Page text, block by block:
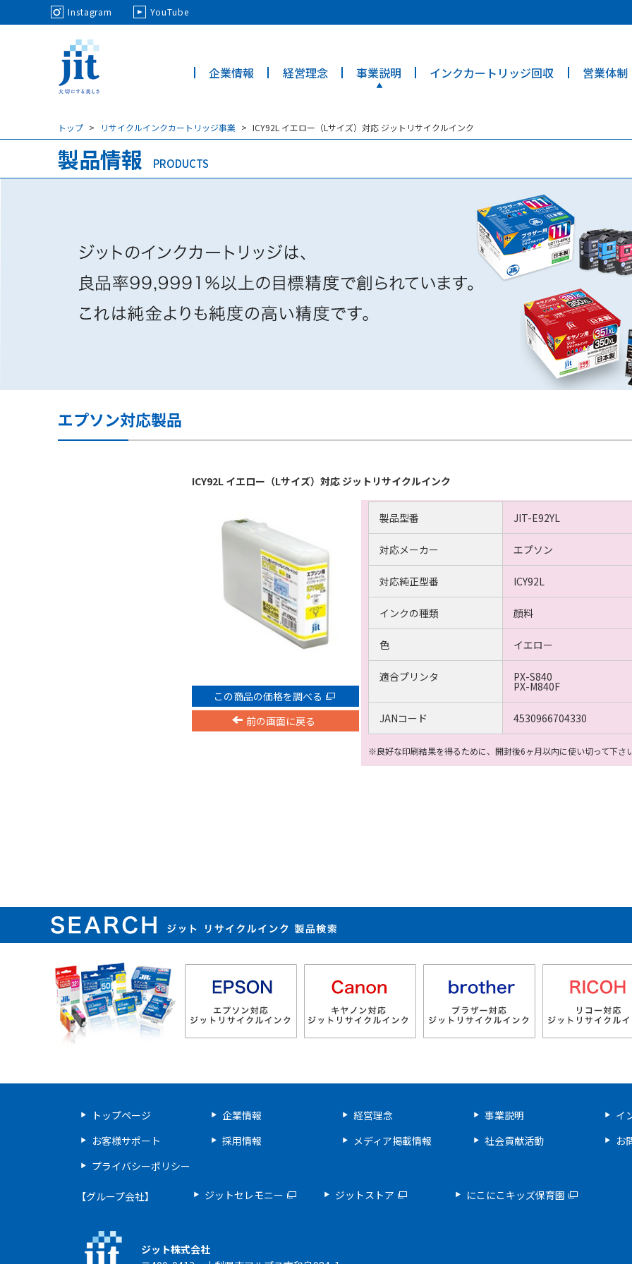
式会社
企業情報 経営理念 事業説明 インクカートリッジ回収 営業体制
Instagram YouTube
トップ リサイクルインクカートリッジ事業 ICY92L イエロー（Lサイズ）対応 ジットリサイクルインク
製品情報 PRODUCTS
エプソン対応製品
ICY92L イエロー（Lサイズ）対応 ジットリサイクルインク
この商品の価格を調べる
前の画面に戻る
製品型番 JIT-E92YL
対応メーカー エプソン
対応純正型番 ICY92L
インクの種類 顔料
色 イエロー
適合プリンタ PX-S840
PX-M840F
JANコード 4530966704330
※良好な印刷結果を得るために、開封後6ヶ月以内に使い切って下さ
ジット リサイクルインク 製品検索
トップページ 企業情報 経営理念 事業説明
イ
お客様サポート
採用情報 メディア掲載情報 社会貢献活動
お
プライバシーポリシー
【グループ会社】 ジットセレモニー ジットストア にこにこキッズ保育園
ジット株式会社
May we use cookies to track your activities? We take your privacy very seriously. Please see our privacy